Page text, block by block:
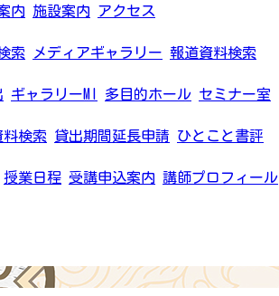
内 施設案内 アクセス
索 メディアギャラリー 報道資料検索
ギャラリーMI 多目的ホール セミナー室
料検索 貸出期間延長申請 ひとこと書評
授業日程 受講申込案内 講師プロフィール